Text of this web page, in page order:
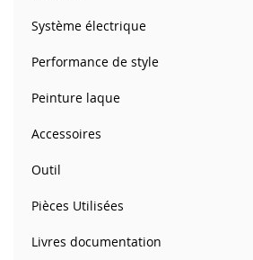
Système électrique
Performance de style
Peinture laque
Accessoires
Outil
Pièces Utilisées
Livres documentation